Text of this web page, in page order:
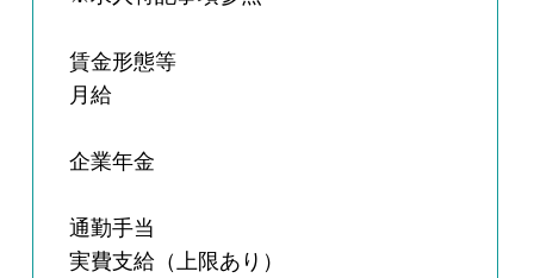
賃金形態等
月給
企業年金
通勤手当
実費支給（上限あり）